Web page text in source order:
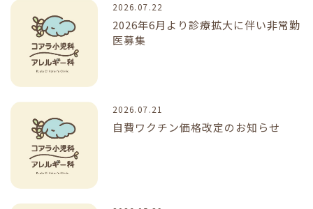
2026.07.22
2026年6月より診療拡大に伴い非常勤
医募集
2026.07.21
自費ワクチン価格改定のお知らせ